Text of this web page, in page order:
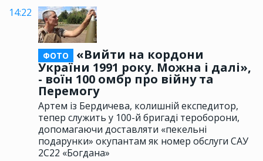
14:22
ФОТО
«Вийти на кордони
України 1991 року. Можна і далі»,
- воїн 100 омбр про війну та
Перемогу
Артем із Бердичева, колишній експедитор,
тепер служить у 100-й бригаді тероборони,
допомагаючи доставляти «пекельні
подарунки» окупантам як номер обслуги САУ
2С22 «Богдана»